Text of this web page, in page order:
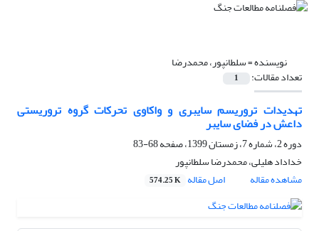
نویسنده =سلطانپور، محمدرضا
تعداد مقالات: 1
تهدیدات تروریسم سایبری و واکاوی تحرکات گروه تروریستی
داعش در فضای سایبر
دوره 2، شماره 7، زمستان 1399، صفحه
68-83
خداداد هلیلی، محمدرضا سلطانپور
مشاهده مقاله
اصل مقاله 574.25 K